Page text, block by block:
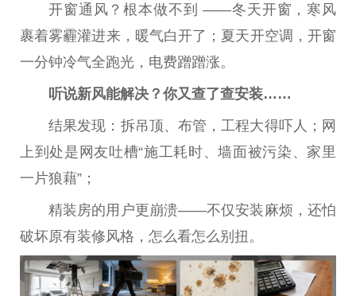
开窗通风？根本做不到 ——冬天开窗，寒风
裹着雾霾灌进来，暖气白开了；夏天开空调，开窗
一分钟冷气全跑光，电费蹭蹭涨。
听说新风能解决？你又查了查安装……
结果发现：拆吊顶、布管，工程大得吓人；网
上到处是网友吐槽“施工耗时、墙面被污染、家里
一片狼藉”；
精装房的用户更崩溃——不仅安装麻烦，还怕
破坏原有装修风格，怎么看怎么别扭。